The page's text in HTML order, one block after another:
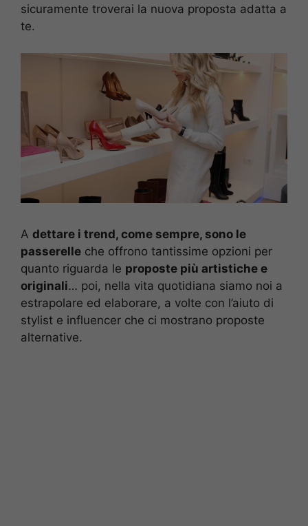
sicuramente troverai la nuova proposta adatta a
te.
A dettare i trend, come sempre, sono le
passerelle che offrono tantissime opzioni per
quanto riguarda le proposte più artistiche e
originali… poi, nella vita quotidiana siamo noi a
estrapolare ed elaborare, a volte con l’aiuto di
stylist e influencer che ci mostrano proposte
alternative.